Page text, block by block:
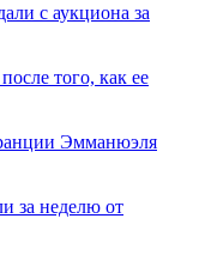
с аукциона за
того, как ее
Эмманюэля
за неделю от